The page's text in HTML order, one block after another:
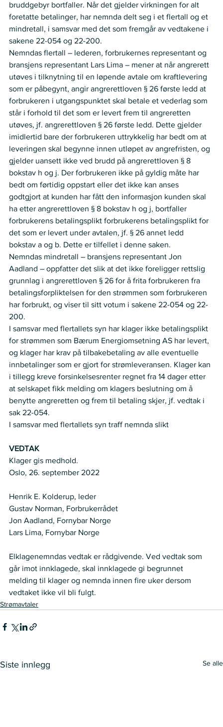
bruddgebyr bortfaller. Når det gjelder virkningen for alt
foretatte betalinger, har nemnda delt seg i et flertall og et
mindretall, i samsvar med det som fremgår av vedtakene i
sakene 22-054 og 22-200.
Nemndas flertall – lederen, forbrukernes representant og
bransjens representant Lars Lima – mener at når angrerett
utøves i tilknytning til en løpende avtale om kraftlevering
som er påbegynt, angir angrerettloven § 26 første ledd at
forbrukeren i utgangspunktet skal betale et vederlag som
står i forhold til det som er levert frem til angreretten
utøves, jf. angrerettloven § 26 første ledd. Dette gjelder
imidlertid bare der forbrukeren uttrykkelig har bedt om at
leveringen skal begynne innen utløpet av angrefristen, og
gjelder uansett ikke ved brudd på angrerettloven § 8
bokstav h og j. Der forbrukeren ikke på gyldig måte har
bedt om førtidig oppstart eller det ikke kan anses
godtgjort at kunden har fått den informasjon kunden skal
ha etter angrerettloven § 8 bokstav h og j, bortfaller
forbrukerens betalingsplikt forbrukerens betalingsplikt for
det som er levert under avtalen, jf. § 26 annet ledd
bokstav a og b. Dette er tilfellet i denne saken.
Nemndas mindretall – bransjens representant Jon
Aadland – oppfatter det slik at det ikke foreligger rettslig
grunnlag i angrerettloven § 26 for å frita forbrukeren fra
betalingsforpliktelsen for den strømmen som forbrukeren
har forbrukt, og viser til sitt votum i sakene 22-054 og 22-
200.
I samsvar med flertallets syn har klager ikke betalingsplikt
for strømmen som Bærum Energiomsetning AS har levert,
og klager har krav på tilbakebetaling av alle eventuelle
innbetalinger som er gjort for strømleveransen. Klager kan
i tillegg kreve forsinkelsesrenter regnet fra 14 dager etter
at selskapet fikk melding om klagers beslutning om å
benytte angreretten og frem til betaling skjer, jf. vedtak i
sak 22-054.
I samsvar med flertallets syn traff nemnda slikt
VEDTAK
Klager gis medhold.
Oslo, 26. september 2022
Henrik E. Kolderup, leder
Gustav Norman, Forbrukerrådet
Jon Aadland, Fornybar Norge
Lars Lima, Fornybar Norge
Elklagenemndas vedtak er rådgivende. Ved vedtak som
går imot innklagede, skal innklagede gi begrunnet
melding til klager og nemnda innen fire uker dersom
vedtaket ikke vil bli fulgt.
Strømavtaler
Siste innlegg Se alle